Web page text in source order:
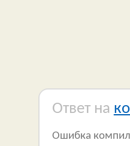
Ответ на
Ошибка